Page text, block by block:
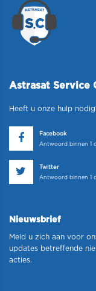
Astrasat Service
Heeft u onze hulp
Facebook
Antwoord binnen 1
Twitter
Antwoord binnen 1
Nieuwsbrief
Meld u zich aan voor
updates betreffende
acties.